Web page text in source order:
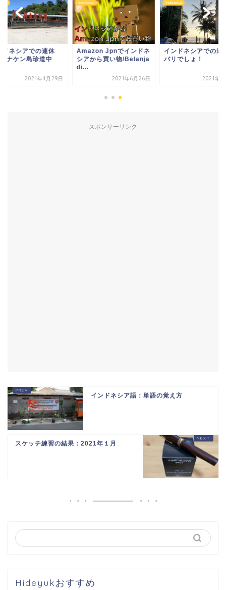
ドネシアでの連休
ナケン島珍道中
2021年4月29日
Indonesia
Amazon Jpnでインドネ
シアから買い物/Belanja
di...
2021年6月26日
Indonesia
インドネシアでの連
バリでしょ！
2021年2
スポンサーリンク
インドネシア語：単語の覚え方
スケッチ練習の結果：2021年１月
Hideyukおすすめ